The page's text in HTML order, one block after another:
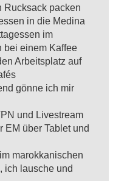
packen
in die Medina
im
bei einem Kaffee
Arbeitsplatz auf
gönne ich mir
und Livestream
EM über Tablet und
marokkanischen
ich lausche und